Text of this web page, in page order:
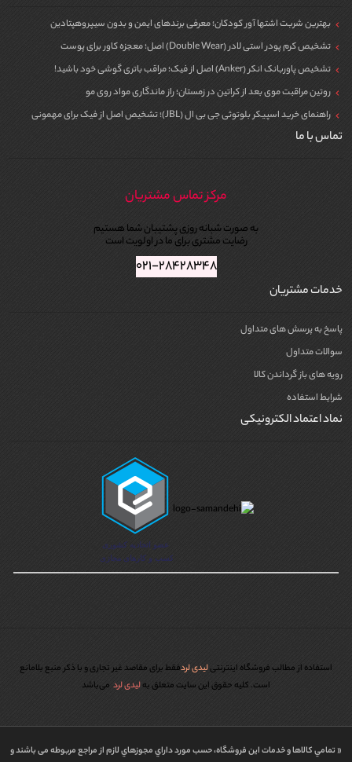
بهترین شربت اشتها آور کودکان؛ معرفی برندهای ایمن و بدون سیپروهپتادین
تشخیص کرم پودر استی لادر (Double Wear) اصل؛ معجزه کاور برای پوست
تشخیص پاوربانک انکر (Anker) اصل از فیک؛ مراقب باتری گوشی خود باشید!
روتین مراقبت موی بعد از کراتین در زمستان؛ راز ماندگاری مواد روی مو
راهنمای خرید اسپیکر بلوتوثی جی بی ال (JBL)؛ تشخیص اصل از فیک برای مهمونی
تماس با ما
مرکز تماس مشتریان
به صورت شبانه روزی پشتیبان شما هستیم
رضایت مشتری برای ما در اولویت است
۰۲۱-۲۸۴۲۸۳۴۸
خدمات مشتریان
پاسخ به پرسش های متداول
سوالات متداول
رویه های باز گرداندن کالا
شرایط استفاده
نماد اعتماد الکترونیکی
استفاده از مطالب فروشگاه اینترنتیلیدی لردفقط برای مقاصد غیر تجاری و با ذکر منبع بلامانع
است. کليه حقوق اين سايت متعلق بهلیدی لرد می‌باشد
« تمامي كالاها و خدمات اين فروشگاه، حسب مورد داراي مجوزهاي لازم از مراجع مربوطه می باشند و